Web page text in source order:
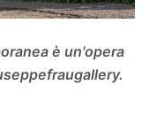
è un'opera